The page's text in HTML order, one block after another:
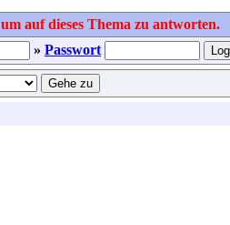
um auf dieses Thema zu antworten.
» Passwort